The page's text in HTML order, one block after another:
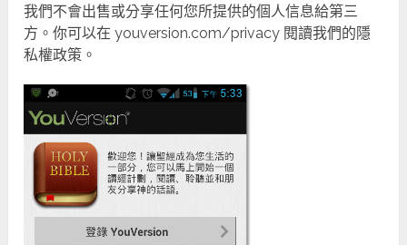
我們不會出售或分享任何您所提供的個人信息給第三
方。你可以在 youversion.com/privacy 閱讀我們的隱
私權政策。